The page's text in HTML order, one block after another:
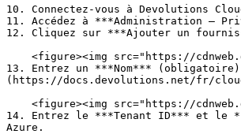
10. Connectez-vous à Devolutions
11. Accédez à ***Administration –
12. Cliquez sur ***Ajouter un
13. Entrez un ***Nom***
(https://docs.devolutions.net/fr/
14. Entrez le ***Tenant ID*** et le
Azure.